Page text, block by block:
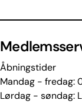
Åbningstider
Mandag - fredag:
Lørdag - søndag: